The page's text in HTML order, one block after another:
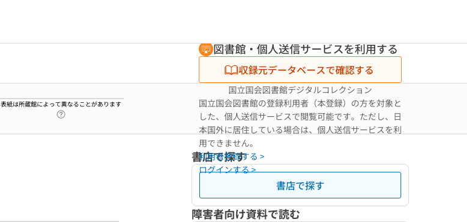
表紙は所蔵館によって異なることがあります
図書館・個人送信サービスを利用する
収録元データベースで確認する
国立国会図書館デジタルコレクション
国立国会図書館の登録利用者（本登録）の方を対象と
した、個人送信サービスで閲覧可能です。ただし、日
本国外に居住している場合は、個人送信サービスを利
用できません。
利用者登録する >
ログインする >
書店で探す
書店で探す
障害者向け資料で読む